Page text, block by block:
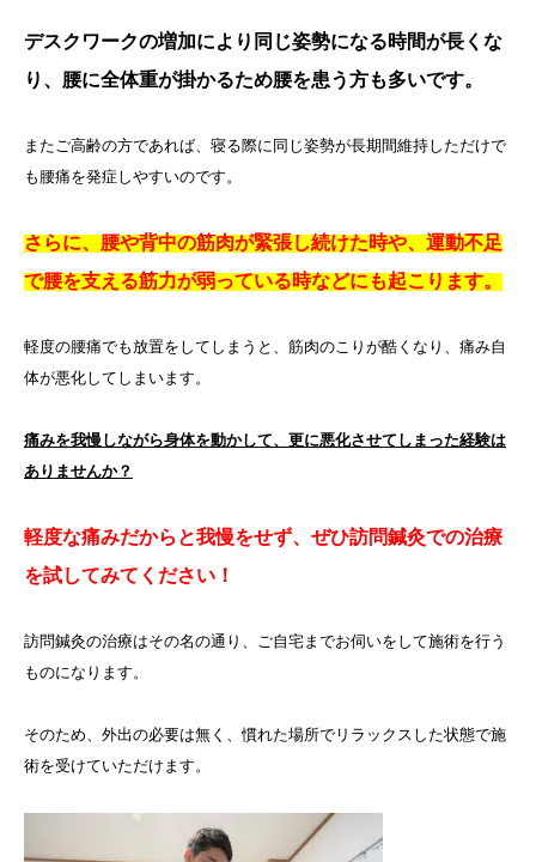
デスクワークの増加により同じ姿勢になる時間が長くな
り、腰に全体重が掛かるため腰を患う方も多いです。
またご高齢の方であれば、寝る際に同じ姿勢が長期間維持しただけで
も腰痛を発症しやすいのです。
さらに、腰や背中の筋肉が緊張し続けた時や、運動不足
で腰を支える筋力が弱っている時などにも起こります。
軽度の腰痛でも放置をしてしまうと、筋肉のこりが酷くなり、痛み自
体が悪化してしまいます。
痛みを我慢しながら身体を動かして、更に悪化させてしまった経験は
ありませんか？
軽度な痛みだからと我慢をせず、ぜひ訪問鍼灸での治療
を試してみてください！
訪問鍼灸の治療はその名の通り、ご自宅までお伺いをして施術を行う
ものになります。
そのため、外出の必要は無く、慣れた場所でリラックスした状態で施
術を受けていただけます。